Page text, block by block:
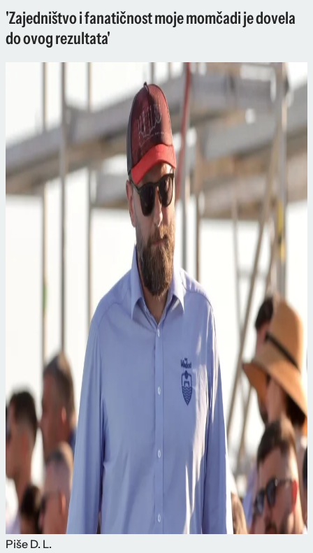
'Zajedništvo i fanatičnost moje momčadi je dovela
do ovog rezultata'
Piše D. L.